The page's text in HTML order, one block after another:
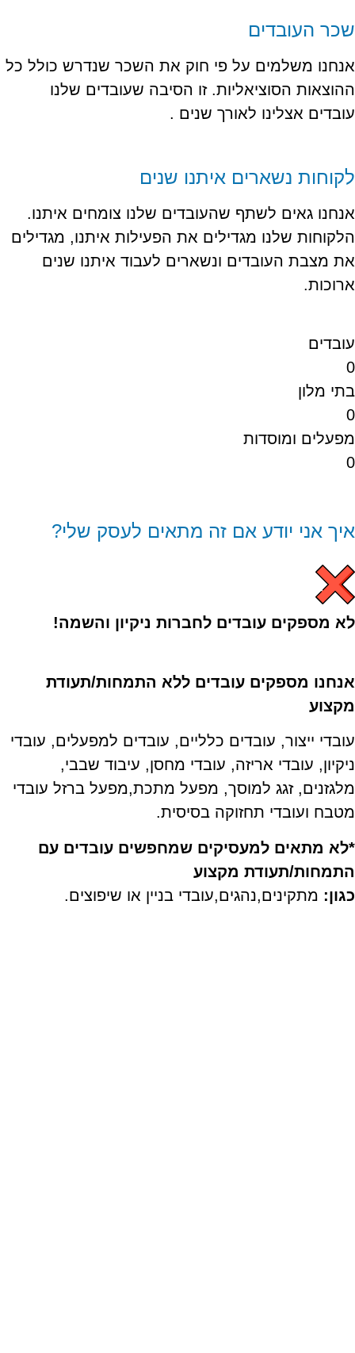
שכר העובדים
אנחנו משלמים על פי חוק את השכר שנדרש כולל כל
ההוצאות הסוציאליות. זו הסיבה שעובדים שלנו
עובדים אצלינו לאורך שנים .
לקוחות נשארים איתנו שנים
אנחנו גאים לשתף שהעובדים שלנו צומחים איתנו.
הלקוחות שלנו מגדילים את הפעילות איתנו, מגדילים
את מצבת העובדים ונשארים לעבוד איתנו שנים
ארוכות.
עובדים
0
בתי מלון
0
מפעלים ומוסדות
0
איך אני יודע אם זה מתאים לעסק שלי?
לא מספקים עובדים לחברות ניקיון והשמה!
אנחנו מספקים עובדים ללא התמחות/תעודת
מקצוע
עובדי ייצור, עובדים כלליים, עובדים למפעלים, עובדי
ניקיון, עובדי אריזה, עובדי מחסן, עיבוד שבבי,
מלגזנים, זגג למוסך, מפעל מתכת,מפעל ברזל עובדי
מטבח ועובדי תחזוקה בסיסית.
*לא מתאים למעסיקים שמחפשים עובדים עם
התמחות/תעודת מקצוע
כגון: מתקינים,נהגים,עובדי בניין או שיפוצים.